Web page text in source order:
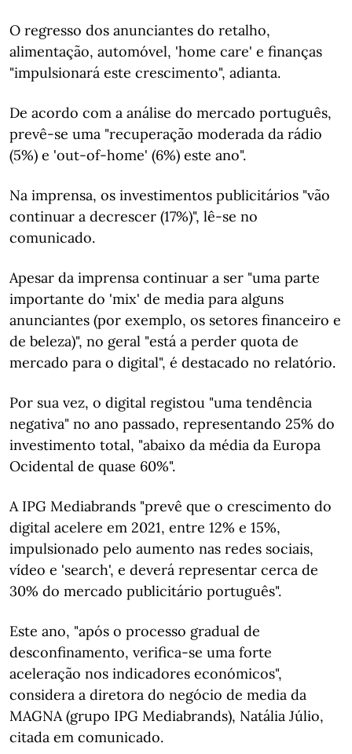
O regresso dos anunciantes do retalho,
alimentação, automóvel, 'home care' e finanças
"impulsionará este crescimento", adianta.
De acordo com a análise do mercado português,
prevê-se uma "recuperação moderada da rádio
(5%) e 'out-of-home' (6%) este ano".
Na imprensa, os investimentos publicitários "vão
continuar a decrescer (17%)", lê-se no
comunicado.
Apesar da imprensa continuar a ser "uma parte
importante do 'mix' de media para alguns
anunciantes (por exemplo, os setores financeiro e
de beleza)", no geral "está a perder quota de
mercado para o digital", é destacado no relatório.
Por sua vez, o digital registou "uma tendência
negativa" no ano passado, representando 25% do
investimento total, "abaixo da média da Europa
Ocidental de quase 60%".
A IPG Mediabrands "prevê que o crescimento do
digital acelere em 2021, entre 12% e 15%,
impulsionado pelo aumento nas redes sociais,
vídeo e 'search', e deverá representar cerca de
30% do mercado publicitário português".
Este ano, "após o processo gradual de
desconfinamento, verifica-se uma forte
aceleração nos indicadores económicos",
considera a diretora do negócio de media da
MAGNA (grupo IPG Mediabrands), Natália Júlio,
citada em comunicado.